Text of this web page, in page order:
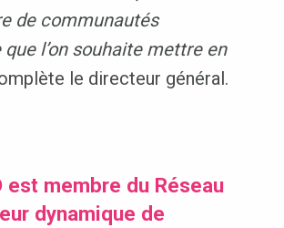
de communautés
que l’on souhaite mettre en
le directeur général.
est membre du Réseau
dynamique de